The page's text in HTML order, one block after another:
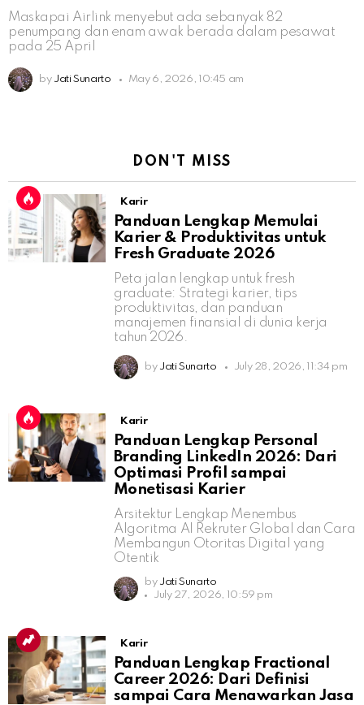
Maskapai Airlink menyebut ada sebanyak 82
penumpang dan enam awak berada dalam pesawat
pada 25 April
by Jati Sunarto May 6, 2026, 10:45 am
DON'T MISS
Karir
Panduan Lengkap Memulai
Karier & Produktivitas untuk
Fresh Graduate 2026
Peta jalan lengkap untuk fresh
graduate: Strategi karier, tips
produktivitas, dan panduan
manajemen finansial di dunia kerja
tahun 2026.
by Jati Sunarto July 28, 2026, 11:34 pm
Karir
Panduan Lengkap Personal
Branding LinkedIn 2026: Dari
Optimasi Profil sampai
Monetisasi Karier
Arsitektur Lengkap Menembus
Algoritma AI Rekruter Global dan Cara
Membangun Otoritas Digital yang
Otentik
by Jati Sunarto
July 27, 2026, 10:59 pm
Karir
Panduan Lengkap Fractional
Career 2026: Dari Definisi
sampai Cara Menawarkan Jasa